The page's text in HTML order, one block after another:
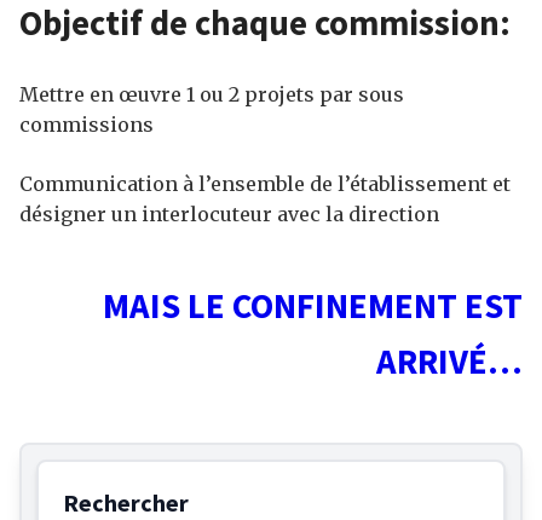
Objectif de chaque commission:
Mettre en œuvre 1 ou 2 projets par sous
commissions
Communication à l’ensemble de l’établissement et
désigner un interlocuteur avec la direction
MAIS LE CONFINEMENT EST
ARRIVÉ…
Rechercher